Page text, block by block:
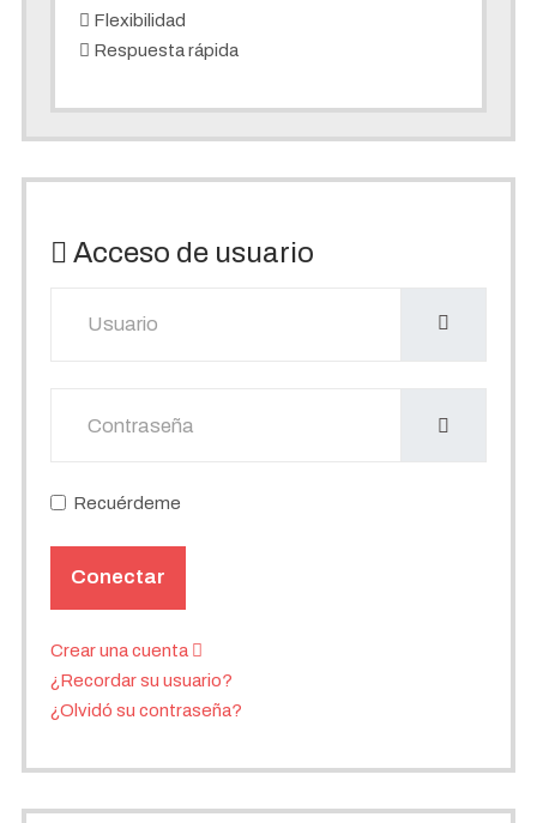
Flexibilidad
Respuesta rápida
Acceso de usuario
Recuérdeme
Conectar
Crear una cuenta
¿Recordar su usuario?
¿Olvidó su contraseña?